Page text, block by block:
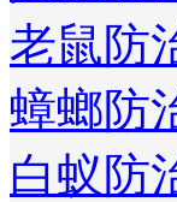
老鼠防
蟑螂防
白蚁防